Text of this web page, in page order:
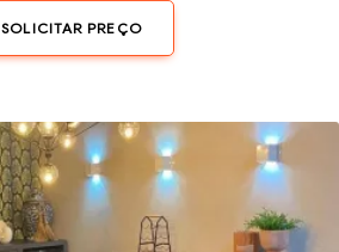
SOLICITAR PREÇO